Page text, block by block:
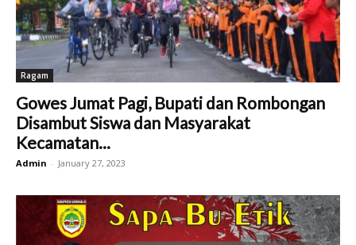
Ragam
Gowes Jumat Pagi, Bupati dan Rombongan
Disambut Siswa dan Masyarakat
Kecamatan...
Admin - January 27, 2023